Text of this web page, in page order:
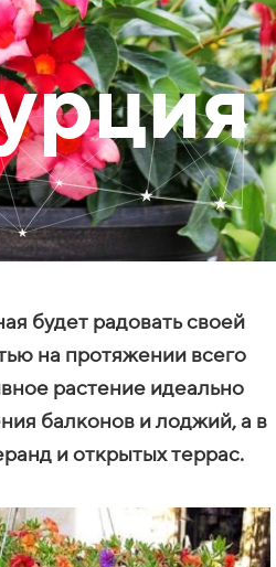
будет радовать своей
на протяжении всего
растение идеально
балконов и лоджий, а в
и открытых террас.